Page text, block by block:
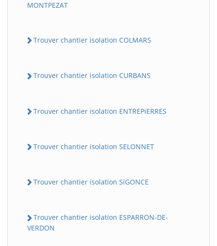
MONTPEZAT
Trouver chantier isolation COLMARS
Trouver chantier isolation CURBANS
Trouver chantier isolation ENTREPiERRES
Trouver chantier isolation SELONNET
Trouver chantier isolation SiGONCE
Trouver chantier isolation ESPARRON-DE-
VERDON